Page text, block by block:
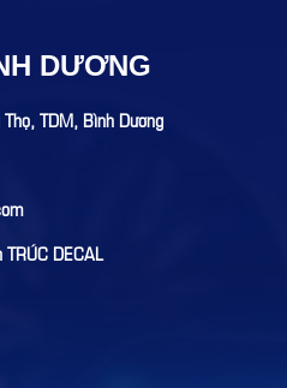
DƯƠNG
TDM, Bình Dương
DECAL